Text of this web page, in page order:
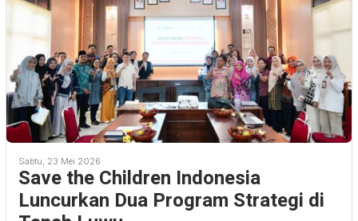
Sabtu, 23 Mei 2026
Save the Children Indonesia
Luncurkan Dua Program Strategi di